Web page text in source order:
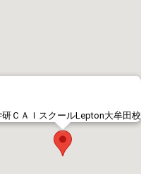
研ＣＡＩスクールLepton大牟田校